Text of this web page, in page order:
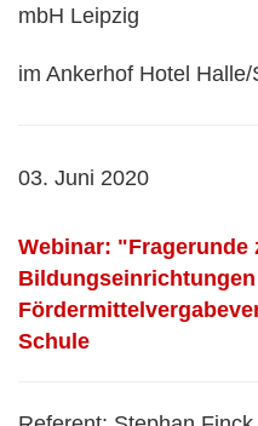
mbH Leipzig
im Ankerhof Hotel Halle/
03. Juni 2020
Webinar: "Fragerunde
Schule